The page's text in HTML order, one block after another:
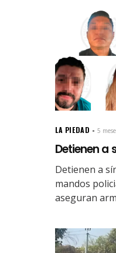
LA PIEDAD 5
Detienen a
Detienen a
mandos
aseguran